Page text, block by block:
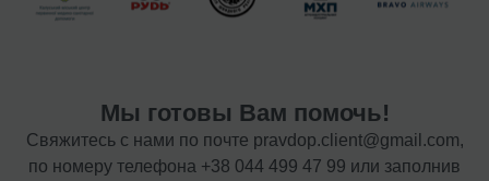
Мы готовы Вам помочь!
Свяжитесь с нами по почте pravdop.client@gmail.com,
по номеру телефона +38 044 499 47 99 или заполнив